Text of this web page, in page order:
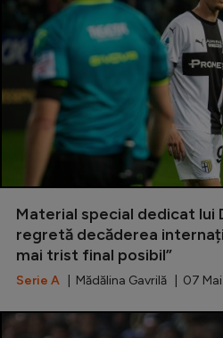
SuperLiga
Liga 2
Cupa României
Echipa Națională
U21
Fotbal feminin
Special
Diverse
Inedit
Clasamente
Material special dedicat lui
regretă decăderea
mai trist final posibil”
Serie A | Mădălina Gavrilă | 07